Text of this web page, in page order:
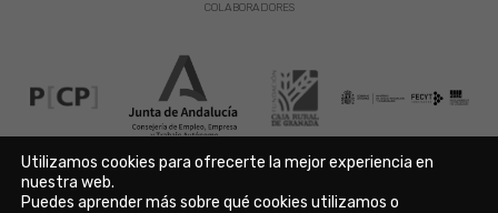
COLABORADORES
Utilizamos cookies para ofrecerte la mejor experiencia en
nuestra web.
Puedes aprender más sobre qué cookies utilizamos o